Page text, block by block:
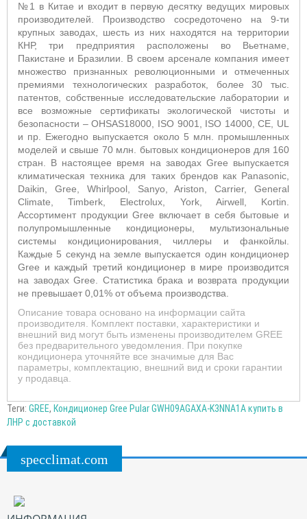
№1 в Китае и входит в первую десятку ведущих мировых
производителей. Производство сосредоточено на 9-ти
крупных заводах, шесть из них находятся на территории
КНР, три предприятия расположены во Вьетнаме,
Пакистане и Бразилии. В своем арсенале компания имеет
множество признанных революционными и отмеченных
премиями технологических разработок, более 30 тыс.
патентов, собственные исследовательские лаборатории и
все возможные сертификаты экологической чистоты и
безопасности – OHSAS18000, ISO 9001, ISO 14000, CE, UL
и пр. Ежегодно выпускается около 5 млн. промышленных
моделей и свыше 70 млн. бытовых кондиционеров для 160
стран. В настоящее время на заводах Gree выпускается
климатическая техника для таких брендов как Panasonic,
Daikin, Gree, Whirlpool, Sanyo, Ariston, Carrier, General
Climate, Timberk, Electrolux, York, Airwell, Kortin.
Ассортимент продукции Gree включает в себя бытовые и
полупромышленные кондиционеры, мультизональные
системы кондиционирования, чиллеры и фанкойлы.
Каждые 5 секунд на земле выпускается один кондиционер
Gree и каждый третий кондиционер в мире производится
на заводах Gree. Статистика брака и возврата продукции
не превышает 0,01% от объема производства.
Описание товара основано на информации сайта
производителя. Комплект поставки, характеристики и
внешний вид могут быть изменены производителем GREE
без предварительного уведомления. При покупке
кондиционера уточняйте все значимые для Вас
параметры, комплектацию, внешний вид и сроки гарантии
у продавца.
Теги: GREE, Кондиционер Gree Pular GWH09AGAXA-K3NNA1A купить в
ЛНР с доставкой
specclimat.com